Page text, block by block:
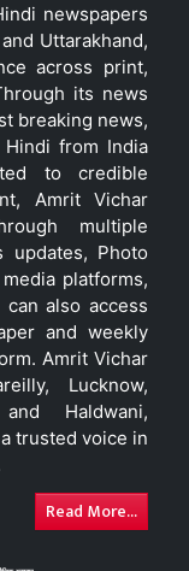
newspapers
Uttarakhand,
across print,
its news
breaking news,
from India
to credible
Amrit Vichar
multiple
updates, Photo
platforms,
also access
and weekly
Amrit Vichar
Lucknow,
Haldwani,
trusted voice in
Read More...